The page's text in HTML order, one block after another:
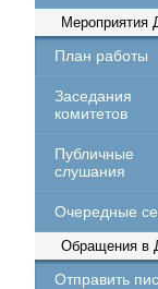
Мероприятия
План работы
Заседания
комитетов
Публичные
слушания
Очередные
Обращения в
Отправить